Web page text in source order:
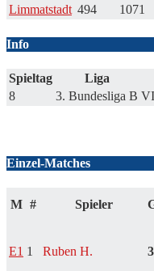
Limmatstadt 494 1071
Info
Spieltag Liga
8
3. Bundesliga B
Einzel-Matches
M # Spieler
E1 1 Ruben H. 3